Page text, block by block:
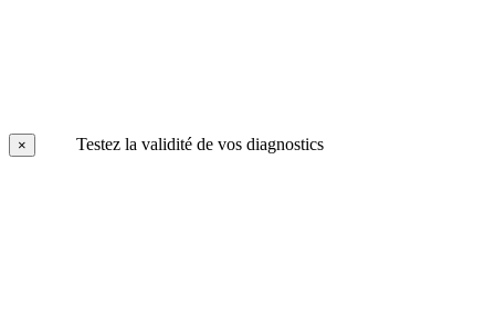
× Testez la validité de vos diagnostics